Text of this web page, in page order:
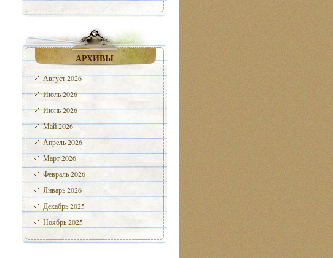
АРХИВЫ
Август 2026
Июль 2026
Июнь 2026
Май 2026
Апрель 2026
Март 2026
Февраль 2026
Январь 2026
Декабрь 2025
Ноябрь 2025